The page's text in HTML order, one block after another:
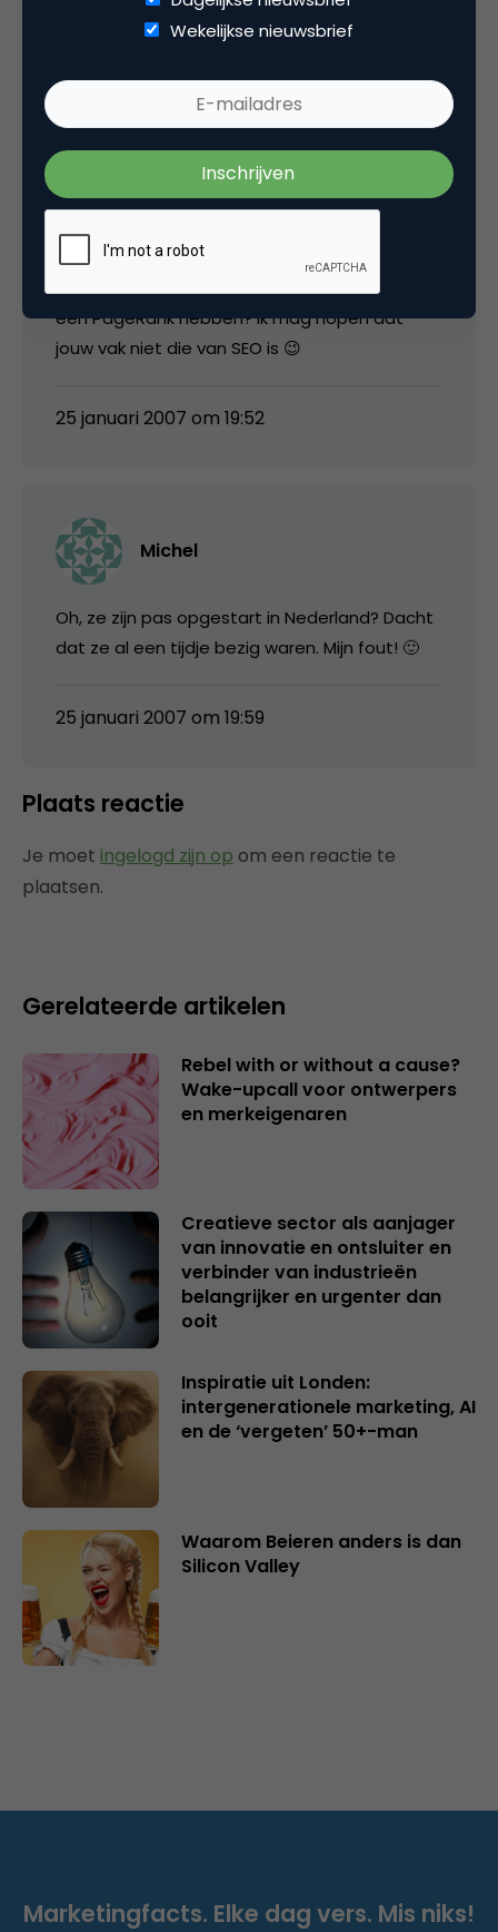
Wanneer zijn ze in Nederland begonnen
Michel? Is het dan te verwachten dat ze al
een PageRank hebben? Ik mag hopen dat
jouw vak niet die van SEO is 😉
25 januari 2007 om 19:52
Michel
Oh, ze zijn pas opgestart in Nederland? Dacht
dat ze al een tijdje bezig waren. Mijn fout! 🙂
25 januari 2007 om 19:59
Plaats reactie
Je moet ingelogd zijn op om een reactie te
plaatsen.
Gerelateerde artikelen
Rebel with or without a cause?
Wake-upcall voor ontwerpers
en merkeigenaren
Creatieve sector als aanjager
van innovatie en ontsluiter en
verbinder van industrieën
belangrijker en urgenter dan
ooit
Inspiratie uit Londen:
intergenerationele marketing, AI
en de ‘vergeten’ 50+-man
Waarom Beieren anders is dan
Silicon Valley
Wekelijkse nieuwsbrief
Marketingfacts. Elke dag vers. Mis niks!